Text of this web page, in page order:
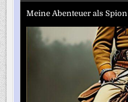
Meine Abenteuer als Spion